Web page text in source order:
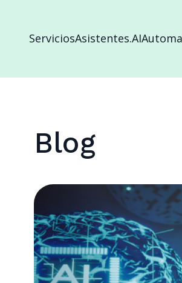
ServiciosAsistentes.AI
Blog